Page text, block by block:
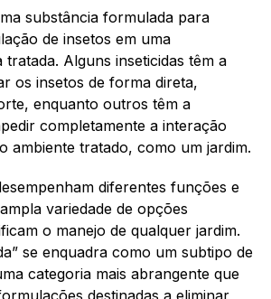
substância formulada para
de insetos em uma
tratada. Alguns inseticidas têm a
os insetos de forma direta,
enquanto outros têm a
completamente a interação
ambiente tratado, como um jardim.
diferentes funções e
variedade de opções
o manejo de qualquer jardim.
se enquadra como um subtipo de
categoria mais abrangente que
destinadas a eliminar